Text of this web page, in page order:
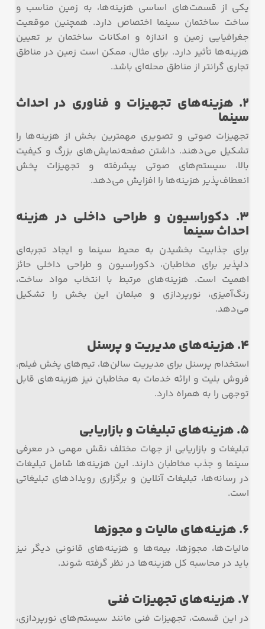
یکی از قسمت‌های اساسی هزینه‌ها، به زمین مناسب و
ساخت ساختمان سینما اختصاص دارد. همچنین موقعیت
جغرافیایی زمین و اندازه و امکانات ساختمان بر تعیین
هزینه‌ها تأثیر دارد. برای مثال، ممکن است زمین در مناطق
تجاری گرانتر از مناطق محله‌ای باشد.
2. هزینه‌های تجهیزات و فناوری در احداث
سینما
تجهیزات صوتی و تصویری مهمترین بخش از هزینه‌ها را
تشکیل می‌دهند. داشتن صفحه‌نمایش‌های بزرگ و کیفیت
بالا، سیستم‌های صوتی پیشرفته و تجهیزات پخش
انعطاف‌پذیر هزینه‌ها را افزایش می‌دهد.
3. دکوراسیون و طراحی داخلی در هزینه
احداث سینما
برای جذابیت بخشیدن به محیط سینما و ایجاد تجربه‌ای
دلپذیر برای مخاطبان، دکوراسیون و طراحی داخلی حائز
اهمیت است. هزینه‌های مرتبط با انتخاب مواد ساخت،
رنگ‌آمیزی، نورپردازی و مبلمان این بخش را تشکیل
می‌دهد.
4. هزینه‌های مدیریت و پرسنل
استخدام پرسنل برای مدیریت سالن‌ها، تیم‌های پخش فیلم،
فروش بلیت و ارائه خدمات به مخاطبان نیز هزینه‌های قابل
توجهی را به همراه دارد.
5. هزینه‌های تبلیغات و بازاریابی
تبلیغات و بازاریابی از جهات مختلف نقش مهمی در معرفی
سینما و جذب مخاطبان دارند. این هزینه‌ها شامل تبلیغات
در رسانه‌ها، تبلیغات آنلاین و برگزاری رویدادهای تبلیغاتی
است.
6. هزینه‌های مالیات و مجوزها
مالیات‌ها، مجوزها، بیمه‌ها و هزینه‌های قانونی دیگر نیز
باید در محاسبه کل هزینه‌ها در نظر گرفته شوند.
7. هزینه‌های تجهیزات فنی
در این قسمت، تجهیزات فنی مانند سیستم‌های نورپردازی،